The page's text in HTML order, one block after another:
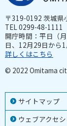
サイトマップ
ウェブアクセ
〒319-0192 茨城県
TEL 0299-48-
開庁時間：平日（
日、12月29日から
詳しくはこちら
© 2022 Omitama